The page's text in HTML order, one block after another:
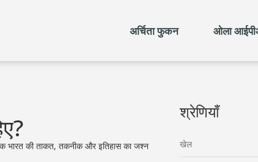
अर्चिता फुकन ओला
भारत की ताकत, तकनीक और इतिहास का जश्न
श्रेणियाँ
खेल